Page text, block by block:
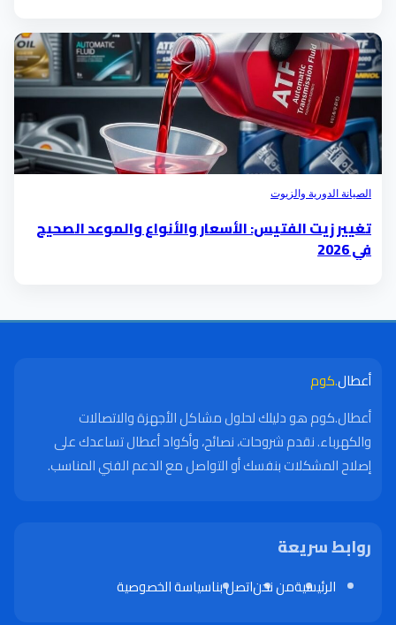
الصيانة الدورية والزيوت
تغيير زيت الفتيس: الأسعار والأنواع والموعد الصحيح
في 2026
أعطال.كوم
أعطال.كوم هو دليلك لحلول مشاكل الأجهزة والاتصالات
والكهرباء. نقدم شروحات، نصائح، وأكواد أعطال تساعدك على
إصلاح المشكلات بنفسك أو التواصل مع الدعم الفني المناسب.
روابط سريعة
الرئيسيةمن نحناتصل بناسياسة الخصوصية